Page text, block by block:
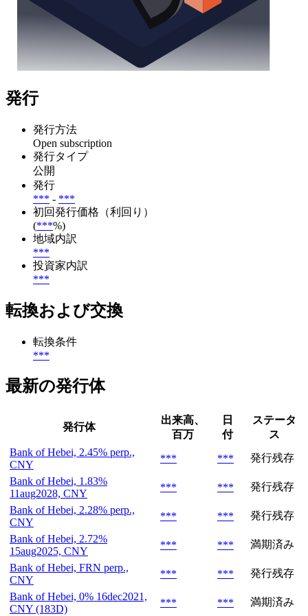
発行
発行方法
Open subscription
発行タイプ
公開
発行
*** - ***
初回発行価格（利回り）
(***%)
地域内訳
***
投資家内訳
***
転換および交換
転換条件
***
最新の発行体
発行体
出来高、
百万
日
付
ステータ
ス
Bank of Hebei, 2.45% perp.,
CNY
*** ***
発行残存
Bank of Hebei, 1.83%
11aug2028, CNY
*** ***
発行残存
Bank of Hebei, 2.28% perp.,
CNY
*** ***
発行残存
Bank of Hebei, 2.72%
15aug2025, CNY
*** ***
満期済み
Bank of Hebei, FRN perp.,
CNY
*** ***
発行残存
Bank of Hebei, 0% 16dec2021,
CNY (183D)
*** ***
満期済み